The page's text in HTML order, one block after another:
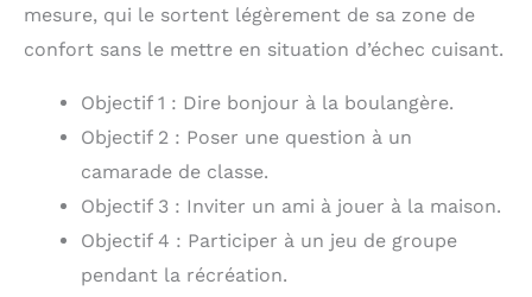
mesure, qui le sortent légèrement de sa zone de
confort sans le mettre en situation d’échec cuisant.
Objectif 1 : Dire bonjour à la boulangère.
Objectif 2 : Poser une question à un
camarade de classe.
Objectif 3 : Inviter un ami à jouer à la maison.
Objectif 4 : Participer à un jeu de groupe
pendant la récréation.